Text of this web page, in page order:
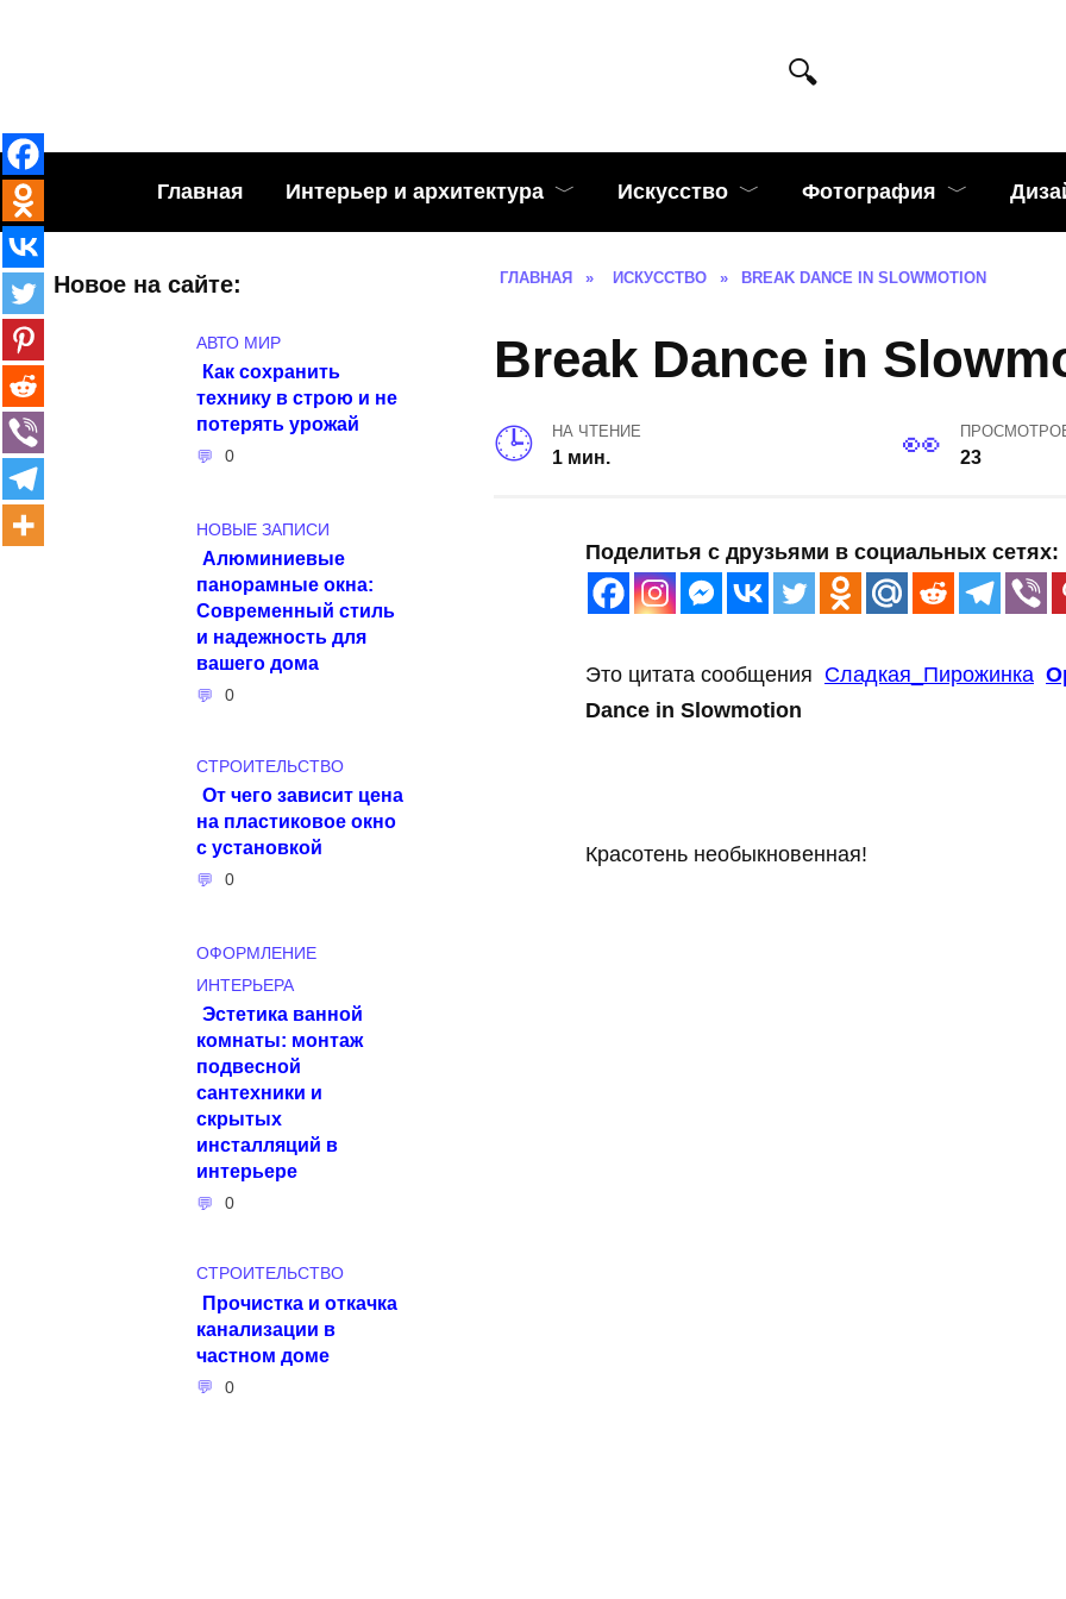
Главная Интерьер и архитектура Искусство Фотография
ГЛАВНАЯ » ИСКУССТВО » BREAK DANCE IN SLOWMOTION
Break Dance in
НА ЧТЕНИЕ
1 мин. 23
Поделитья с друзьями в социальных сетях:
Это цитата сообщения Сладкая_Пирожинка
Dance in Slowmotion
Красотень необыкновенная!
Новое на сайте:
АВТО МИР
Как сохранить
технику в строю и не
потерять урожай
0
НОВЫЕ ЗАПИСИ
Алюминиевые
панорамные окна:
Современный стиль
и надежность для
вашего дома
0
СТРОИТЕЛЬСТВО
От чего зависит цена
на пластиковое окно
с установкой
0
ОФОРМЛЕНИЕ
ИНТЕРЬЕРА
Эстетика ванной
комнаты: монтаж
подвесной
сантехники и
скрытых
инсталляций в
интерьере
0
СТРОИТЕЛЬСТВО
Прочистка и откачка
канализации в
частном доме
0